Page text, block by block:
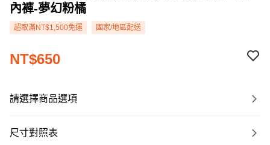
內褲-夢幻粉橘
超取滿NT$1,500免運 國家/地區配送
NT$650
請選擇商品選項
尺寸對照表